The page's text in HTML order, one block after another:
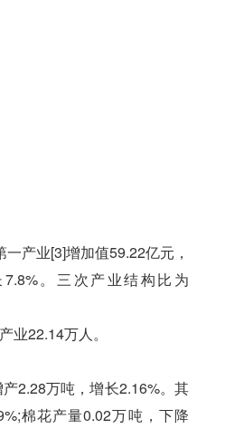
产业[3]增加值59.22亿元，
。三次产业结构比为
22.14万人。
2.28万吨，增长2.16%。其
棉花产量0.02万吨，下降